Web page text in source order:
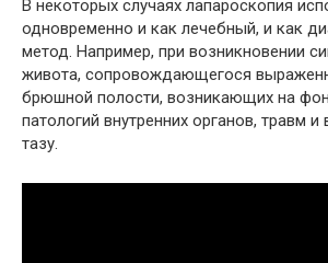
В некоторых случаях лапароскопия
одновременно и как лечебный, и как
метод. Например, при возникновении
живота, сопровождающегося
брюшной полости, возникающих на
патологий внутренних органов, травм
тазу.